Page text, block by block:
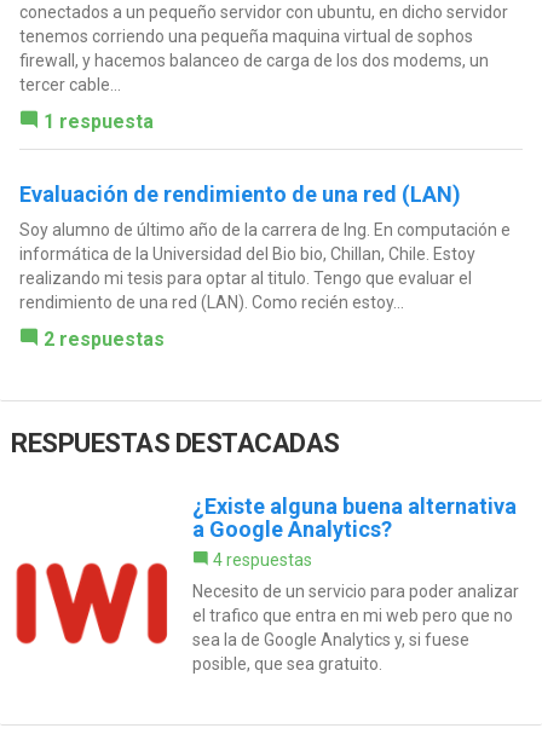
conectados a un pequeño servidor con ubuntu, en dicho servidor
tenemos corriendo una pequeña maquina virtual de sophos
firewall, y hacemos balanceo de carga de los dos modems, un
tercer cable...
1 respuesta
Evaluación de rendimiento de una red (LAN)
Soy alumno de último año de la carrera de Ing. En computación e
informática de la Universidad del Bio bio, Chillan, Chile. Estoy
realizando mi tesis para optar al titulo. Tengo que evaluar el
rendimiento de una red (LAN). Como recién estoy...
2 respuestas
RESPUESTAS DESTACADAS
¿Existe alguna buena alternativa
a Google Analytics?
4 respuestas
Necesito de un servicio para poder analizar
el trafico que entra en mi web pero que no
sea la de Google Analytics y, si fuese
posible, que sea gratuito.